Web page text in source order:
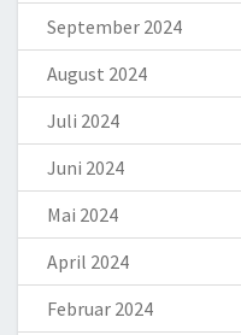
September 2024
August 2024
Juli 2024
Juni 2024
Mai 2024
April 2024
Februar 2024